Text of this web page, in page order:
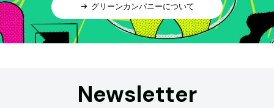
グリーンカンパニーについて
Newsletter